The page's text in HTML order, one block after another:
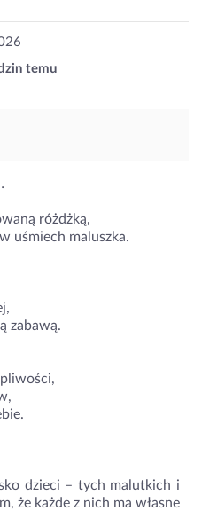
temu
różdżką,
uśmiech maluszka.
zabawą.
dzieci – tych malutkich i
że każde z nich ma własne